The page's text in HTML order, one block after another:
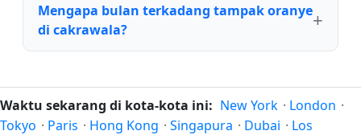
Mengapa bulan terkadang tampak oranye
di cakrawala?
Waktu sekarang di kota-kota ini: New York · London ·
Tokyo · Paris · Hong Kong · Singapura · Dubai · Los